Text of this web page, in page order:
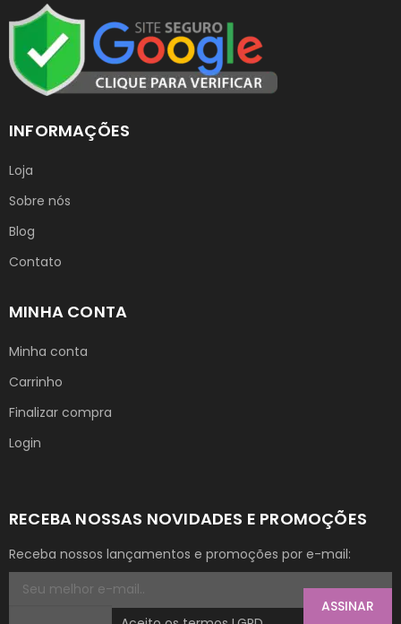
INFORMAÇÕES
Loja
Sobre nós
Blog
Contato
MINHA CONTA
Minha conta
Carrinho
Finalizar compra
Login
RECEBA NOSSAS NOVIDADES E PROMOÇÕES
Receba nossos lançamentos e promoções por e-mail:
ASSINAR